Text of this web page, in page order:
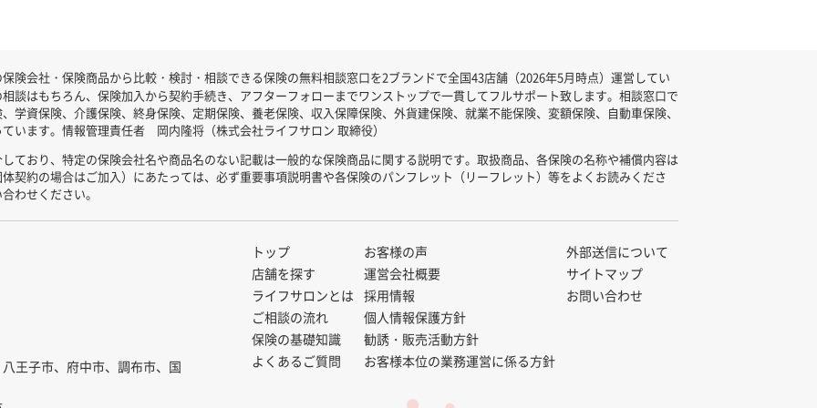
険会社・保険商品から比較・検討・相談できる保険の無料相談窓口を2ブランドで全国43店舗（2026年5月時点）運営してい
談はもちろん、保険加入から契約手続き、アフターフォローまでワンストップで一貫してフルサポート致します。相談窓口で
学資保険、介護保険、終身保険、定期保険、養老保険、収入保障保険、外貨建保険、就業不能保険、変額保険、自動車保険、
います。情報管理責任者 岡内隆将（株式会社ライフサロン 取締役）
ており、特定の保険会社名や商品名のない記載は一般的な保険商品に関する説明です。取扱商品、各保険の名称や補償内容は
契約の場合はご加入）にあたっては、必ず重要事項説明書や各保険のパンフレット（リーフレット）等をよくお読みくださ
わせください。
王子市、府中市、調布市、国
トップ
店舗を探す
ライフサロンとは
ご相談の流れ
保険の基礎知識
よくあるご質問
お客様の声
運営会社概要
採用情報
個人情報保護方針
勧誘・販売活動方針
お客様本位の業務運営に係る方針
外部送信について
サイトマップ
お問い合わせ